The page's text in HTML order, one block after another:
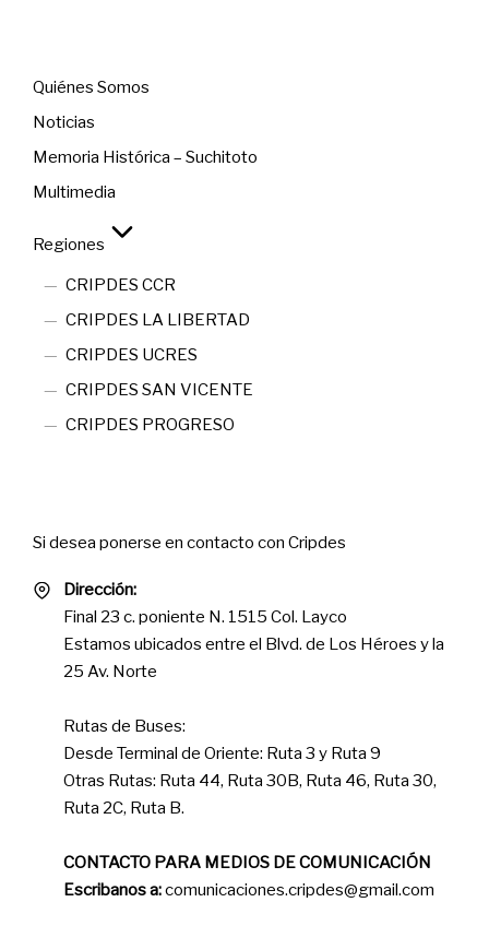
Quiénes Somos
Noticias
Memoria Histórica – Suchitoto
Multimedia
Regiones
CRIPDES CCR
CRIPDES LA LIBERTAD
CRIPDES UCRES
CRIPDES SAN VICENTE
CRIPDES PROGRESO
Si desea ponerse en contacto con Cripdes
Dirección:
Final 23 c. poniente N. 1515 Col. Layco
Estamos ubicados entre el Blvd. de Los Héroes y la
25 Av. Norte
Rutas de Buses:
Desde Terminal de Oriente: Ruta 3 y Ruta 9
Otras Rutas: Ruta 44, Ruta 30B, Ruta 46, Ruta 30,
Ruta 2C, Ruta B.
CONTACTO PARA MEDIOS DE COMUNICACIÓN
Escribanos a:comunicaciones.cripdes@gmail.com